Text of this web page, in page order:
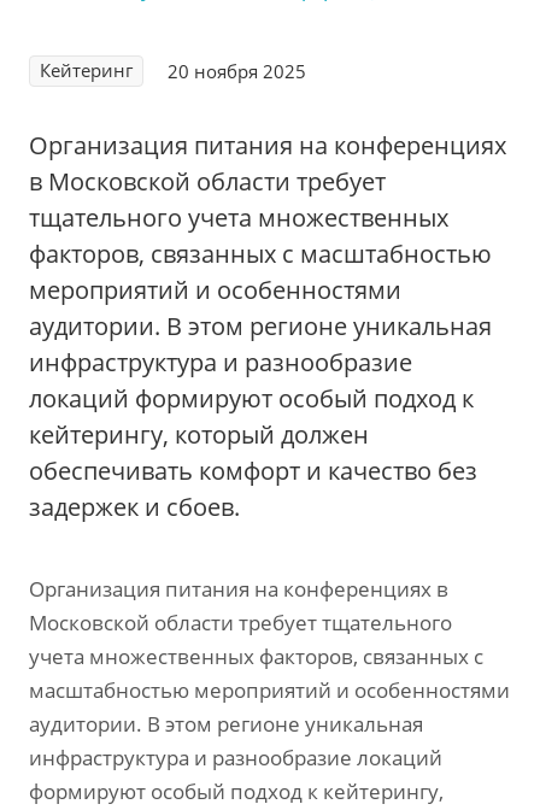
Кейтеринг 20 ноября 2025
Организация питания на конференциях
в Московской области требует
тщательного учета множественных
факторов, связанных с масштабностью
мероприятий и особенностями
аудитории. В этом регионе уникальная
инфраструктура и разнообразие
локаций формируют особый подход к
кейтерингу, который должен
обеспечивать комфорт и качество без
задержек и сбоев.
Организация питания на конференциях в
Московской области требует тщательного
учета множественных факторов, связанных с
масштабностью мероприятий и особенностями
аудитории. В этом регионе уникальная
инфраструктура и разнообразие локаций
формируют особый подход к кейтерингу,